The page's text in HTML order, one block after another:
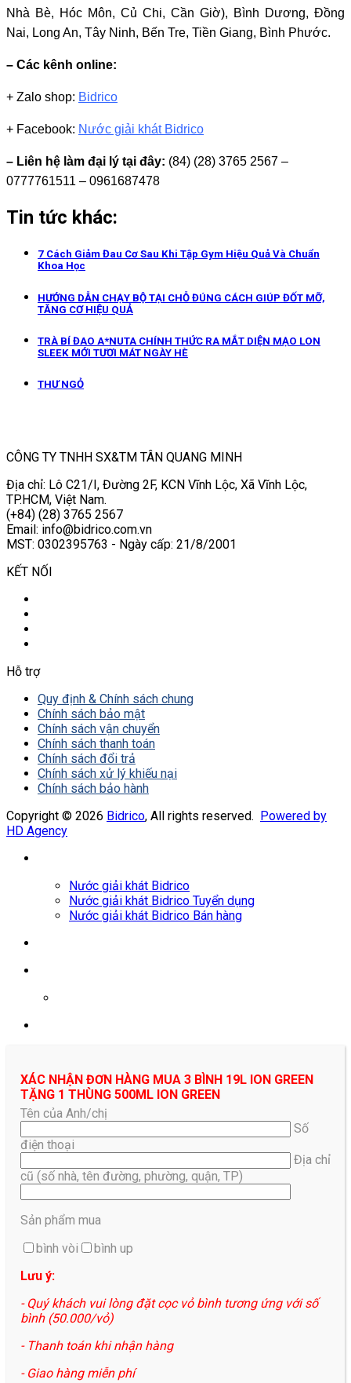
Nhà Bè, Hóc Môn, Củ Chi, Cần Giờ), Bình Dương, Đồng
Nai, Long An, Tây Ninh, Bến Tre, Tiền Giang, Bình Phước.
– Các kênh online:
+ Zalo shop: Bidrico
+ Facebook: Nước giải khát Bidrico
– Liên hệ làm đại lý tại đây: (84) (28) 3765 2567 –
0777761511 – 0961687478
Tin tức khác:
7 Cách Giảm Đau Cơ Sau Khi Tập Gym Hiệu Quả Và Chuẩn
Khoa Học
HƯỚNG DẪN CHẠY BỘ TẠI CHỖ ĐÚNG CÁCH GIÚP ĐỐT MỠ,
TĂNG CƠ HIỆU QUẢ
TRÀ BÍ ĐAO A*NUTA CHÍNH THỨC RA MẮT DIỆN MẠO LON
SLEEK MỚI TƯƠI MÁT NGÀY HÈ
THƯ NGỎ
CÔNG TY TNHH SX&TM TÂN QUANG MINH
Địa chỉ: Lô C21/I, Đường 2F, KCN Vĩnh Lộc, Xã Vĩnh Lộc,
TP.HCM, Việt Nam.
(+84) (28) 3765 2567
Email: info@bidrico.com.vn
MST: 0302395763 - Ngày cấp: 21/8/2001
KẾT NỐI
Hỗ trợ
Quy định & Chính sách chung
Chính sách bảo mật
Chính sách vận chuyển
Chính sách thanh toán
Chính sách đổi trả
Chính sách xử lý khiếu nại
Chính sách bảo hành
Copyright © 2026 Bidrico, All rights reserved. Powered by
HD Agency
Nước giải khát Bidrico
Nước giải khát Bidrico Tuyển dụng
Nước giải khát Bidrico Bán hàng
XÁC NHẬN ĐƠN HÀNG MUA 3 BÌNH 19L ION GREEN
TẶNG 1 THÙNG 500ML ION GREEN
Tên của Anh/chị
Số
điện thoại
Địa chỉ
cũ (số nhà, tên đường, phường, quận, TP)
Sản phẩm mua
bình vòi
bình up
Lưu ý:
- Quý khách vui lòng đặt cọc vỏ bình tương ứng với số
bình (50.000/vỏ)
- Thanh toán khi nhận hàng
- Giao hàng miễn phí